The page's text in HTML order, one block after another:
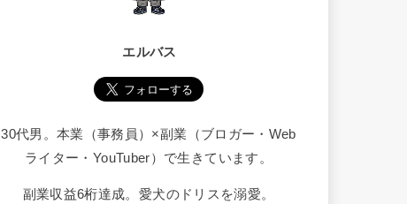
エルバス
30代男。本業（事務員）×副業（ブロガー・Web
ライター・YouTuber）で生きています。
副業収益6桁達成。愛犬のドリスを溺愛。